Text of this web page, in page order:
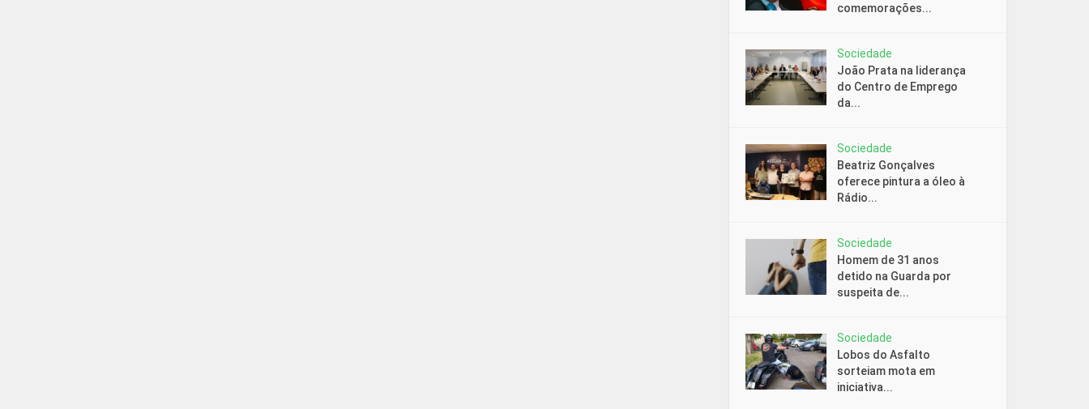
comemorações...
Sociedade
João Prata na liderança
do Centro de Emprego
da...
Sociedade
Beatriz Gonçalves
oferece pintura a óleo à
Rádio...
Sociedade
Homem de 31 anos
detido na Guarda por
suspeita de...
Sociedade
Lobos do Asfalto
sorteiam mota em
iniciativa...